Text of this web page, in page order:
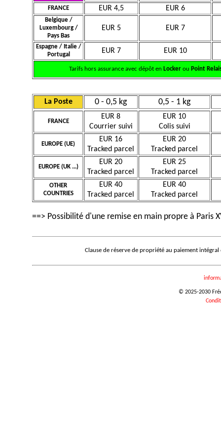
FRANCE EUR 4,5 EUR 6
Belgique /
Luxembourg /
Pays Bas
EUR 5 EUR 7
Espagne / Italie /
Portugal
EUR 7 EUR 10
Tarifs hors assurance avec dépôt en Lockerou Point
La Poste 0 - 0,5 kg 0,5 - 1 kg
FRANCE
EUR 8
Courrier suivi
EUR 10
Colis suivi
EUROPE (UE)
EUR 16
Tracked parcel
EUR 20
Tracked parcel
EUROPE (UK ...)
EUR 20
Tracked parcel
EUR 25
Tracked parcel
OTHER
COUNTRIES
EUR 40
Tracked parcel
EUR 40
Tracked parcel
==> Possibilité d'une remise en main propre à Paris
Clause de réserve de propriété au paiement
© 2025-2030